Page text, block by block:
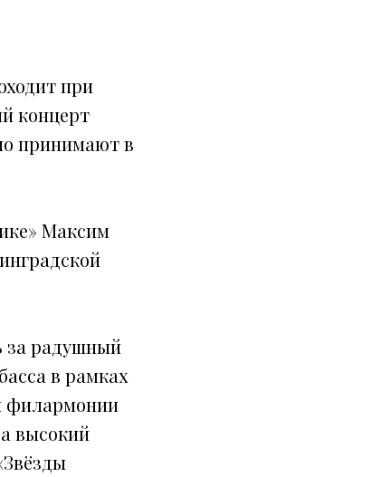
при
концерт
принимают в
Максим
за радушный
в рамках
филармонии
высокий